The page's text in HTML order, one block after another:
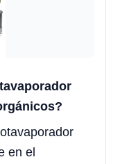
en el